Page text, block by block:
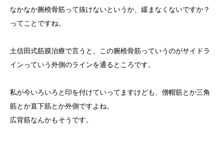
なかなか腕橈骨筋って抜けないというか、緩まなくないですか？
ってことですね。
土信田式筋膜治療で言うと、この腕橈骨筋っていうのがサイドラ
インっていう外側のラインを通るところです。
私が今いろいろと印を付けていってますけども、僧帽筋とか三角
筋とか直下筋とか外側ですよね。
広背筋なんかもそうです。